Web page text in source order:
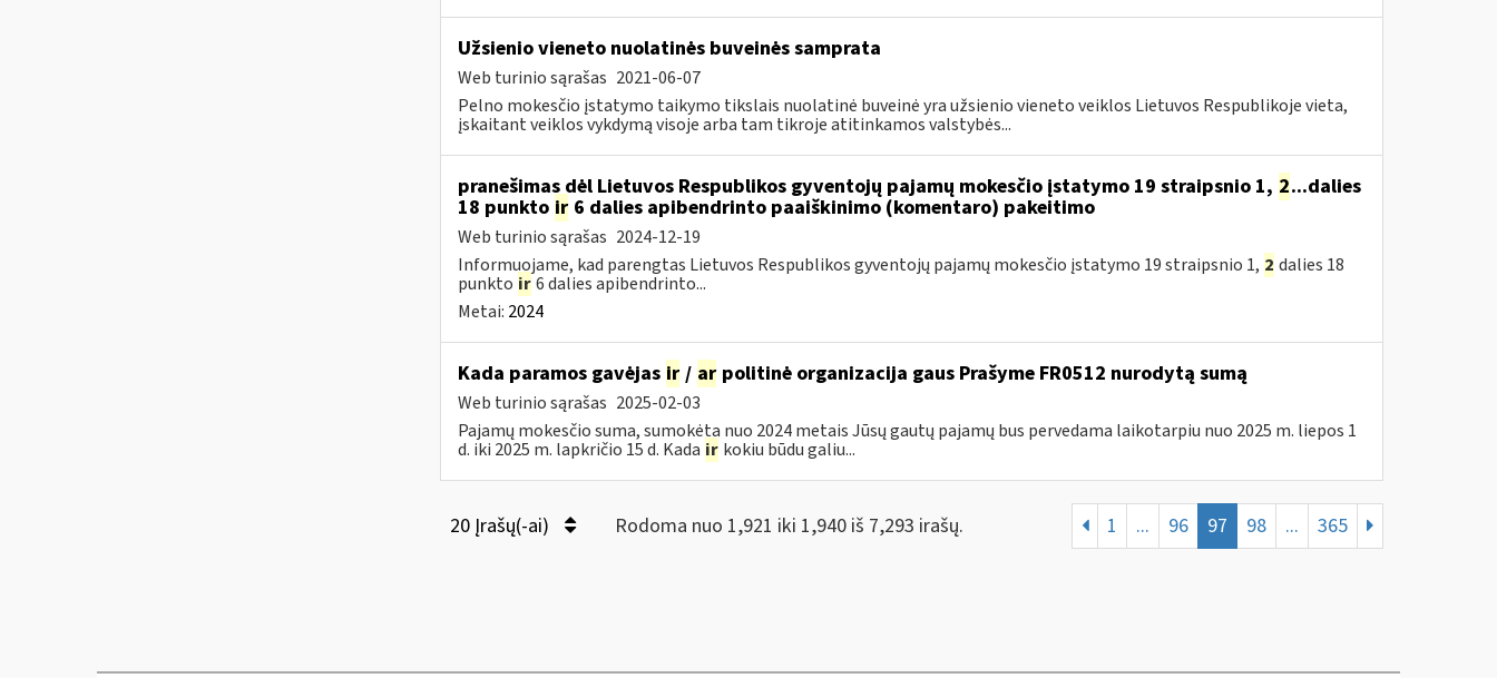
Užsienio vieneto nuolatinės buveinės samprata
Web turinio sąrašas 2021-06-07
Pelno mokesčio įstatymo taikymo tikslais nuolatinė buveinė yra užsienio vieneto veiklos Lietuvos Respublikoje vieta,
įskaitant veiklos vykdymą visoje arba tam tikroje atitinkamos valstybės...
pranešimas dėl Lietuvos Respublikos gyventojų pajamų mokesčio įstatymo 19 straipsnio 1, 2...dalies
18 punkto ir6 dalies apibendrinto paaiškinimo (komentaro) pakeitimo
Web turinio sąrašas 2024-12-19
Informuojame, kad parengtas Lietuvos Respublikos gyventojų pajamų mokesčio įstatymo 19 straipsnio 1, 2 dalies 18
punkto ir 6 dalies apibendrinto...
Metai: 2024
Kada paramos gavėjas ir/ arpolitinė organizacija gaus Prašyme FR0512 nurodytą sumą
Web turinio sąrašas 2025-02-03
Pajamų mokesčio suma, sumokėta nuo 2024 metais Jūsų gautų pajamų bus pervedama laikotarpiu nuo 2025 m. liepos 1
d. iki 2025 m. lapkričio 15 d. Kada ir kokiu būdu galiu...
20 Įrašų(-ai) Rodoma nuo 1,921 iki 1,940 iš 7,293 irašų. 1 ... 96 97 98 ... 365